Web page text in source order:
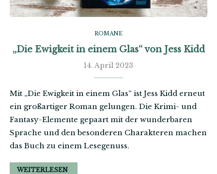
ROMANE
„Die Ewigkeit in einem Glas“ von Jess Kidd
14. April 2023
Mit „Die Ewigkeit in einem Glas“ ist Jess Kidd erneut
ein großartiger Roman gelungen. Die Krimi- und
Fantasy-Elemente gepaart mit der wunderbaren
Sprache und den besonderen Charakteren machen
das Buch zu einem Lesegenuss.
WEITERLESEN